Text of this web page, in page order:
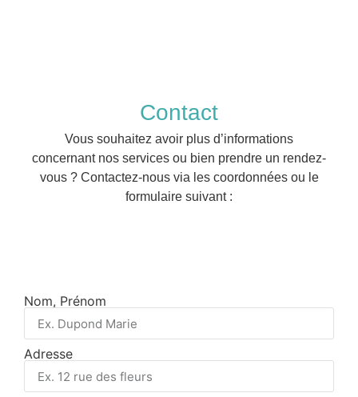
Contact
Vous souhaitez avoir plus d’informations
concernant nos services ou bien prendre un rendez-
vous ? Contactez-nous via les coordonnées ou le
formulaire suivant :
Nom, Prénom
Adresse